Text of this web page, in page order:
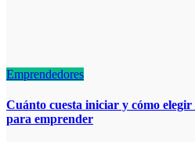
Emprendedores
Cuánto cuesta iniciar y cómo
para emprender